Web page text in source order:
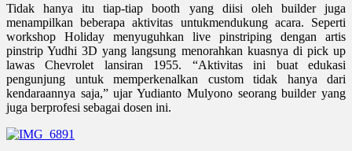
Tidak hanya itu tiap-tiap booth yang diisi oleh builder juga
menampilkan beberapa aktivitas untukmendukung acara. Seperti
workshop Holiday menyuguhkan live pinstriping dengan artis
pinstrip Yudhi 3D yang langsung menorahkan kuasnya di pick up
lawas Chevrolet lansiran 1955. “Aktivitas ini buat edukasi
pengunjung untuk memperkenalkan custom tidak hanya dari
kendaraannya saja,” ujar Yudianto Mulyono seorang builder yang
juga berprofesi sebagai dosen ini.